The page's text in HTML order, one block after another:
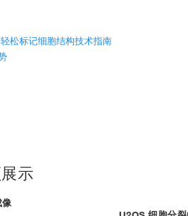
松标记细胞结构技术指南
示